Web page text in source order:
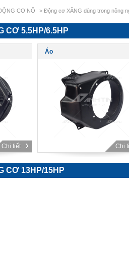
CƠ NỔ > Động cơ XĂNG dùng trong nông
CƠ 5.5HP/6.5HP
Chi tiết
Áo
Chi
CƠ 13HP/15HP